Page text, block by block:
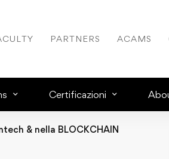
PARTNERS ACAMS
Certificazioni
& nella BLOCKCHAIN